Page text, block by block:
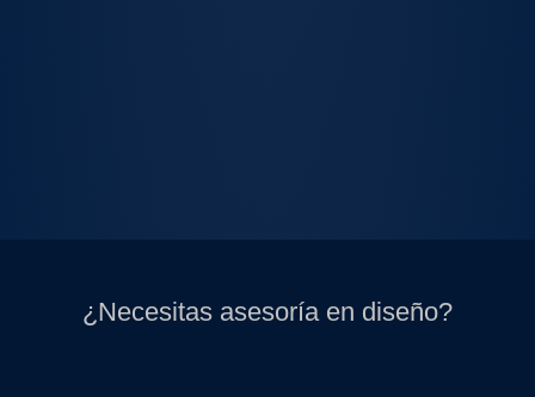
¿Necesitas asesoría en diseño?